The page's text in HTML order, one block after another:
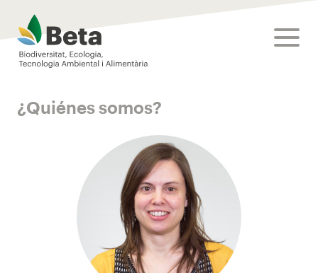
Beta Tech Center
¿Quiénes somos?